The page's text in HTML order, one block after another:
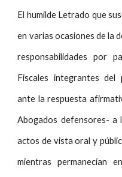
El humilde Letrado que
en varias ocasiones de la
responsabilidades por
Fiscales integrantes del
ante la respuesta
Abogados defensores- a
actos de vista oral y
mientras permanecían